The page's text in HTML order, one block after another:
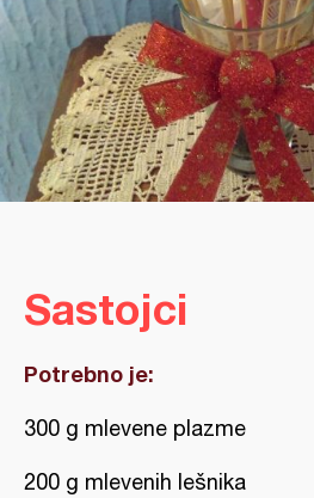
Sastojci
Potrebno je:
300 g mlevene plazme
200 g mlevenih lešnika